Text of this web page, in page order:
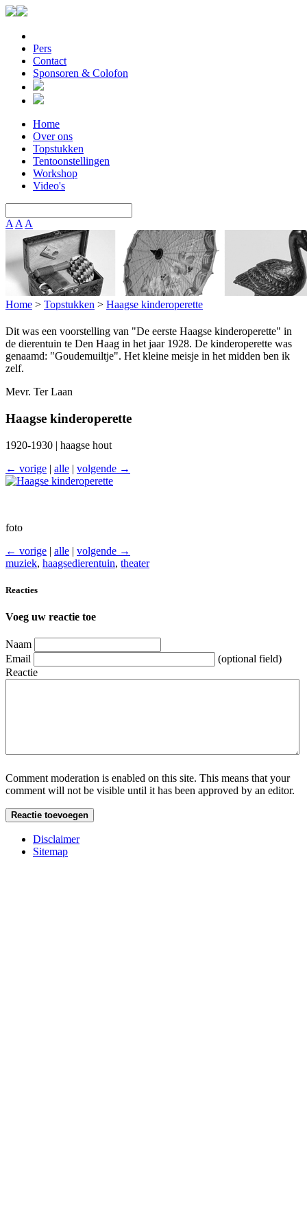
Pers
Contact
Sponsoren & Colofon
Home
Over ons
Topstukken
Tentoonstellingen
Workshop
Video's
A A A
Home > Topstukken > Haagse kinderoperette
Dit was een voorstelling van "De eerste Haagse kinderoperette" in
de dierentuin te Den Haag in het jaar 1928. De kinderoperette was
genaamd: "Goudemuiltje". Het kleine meisje in het midden ben ik
zelf.
Mevr. Ter Laan
Haagse kinderoperette
1920-1930 | haagse hout
← vorige | alle | volgende →
foto
← vorige | alle | volgende →
muziek, haagsedierentuin, theater
Reacties
Voeg uw reactie toe
Naam
Email
(optional field)
Reactie
Comment moderation is enabled on this site. This means that your
comment will not be visible until it has been approved by an editor.
Disclaimer
Sitemap